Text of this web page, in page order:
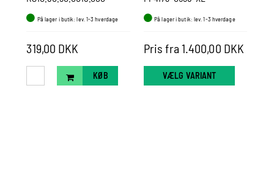
På lager i butik: lev. 1-3 hverdage
319,00 DKK
KØB
På lager i butik: lev. 1-3 hverdage
Pris fra 1.400,00 DKK
VÆLG VARIANT